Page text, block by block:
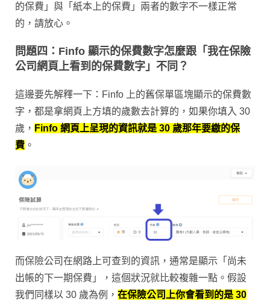
的保費」與「紙本上的保費」兩者的數字不一樣正常
的，請放心。
問題四：Finfo 顯示的保費數字怎麼跟「我在保險
公司網頁上看到的保費數字」不同？
這邊要先解釋一下：Finfo 上的舊保單區塊顯示的保費數
字，都是拿網頁上方填的歲數去計算的，如果你填入 30
歲， Finfo 網頁上呈現的資訊就是 30 歲那年要繳的保
費 。
而保險公司在網路上可查到的資訊，通常是顯示「尚未
出帳的下一期保費」，這個狀況就比較複雜一點。假設
我們同樣以 30 歲為例， 在保險公司上你會看到的是 30